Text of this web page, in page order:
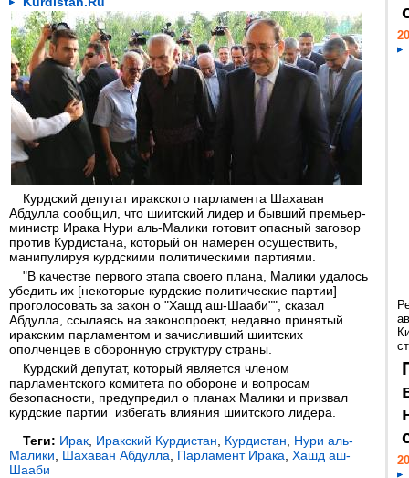
Курдский депутат иракского парламента Шахаван
Абдулла сообщил, что шиитский лидер и бывший премьер-
министр Ирака Нури аль-Малики готовит опасный заговор
против Курдистана, который он намерен осуществить,
манипулируя курдскими политическими партиями.
"В качестве первого этапа своего плана, Малики удалось
убедить их [некоторые курдские политические партии]
проголосовать за закон о "Хашд аш-Шааби"", сказал
Абдулла, ссылаясь на законопроект, недавно принятый
иракским парламентом и зачисливший шиитских
ополченцев в оборонную структуру страны.
Курдский депутат, который является членом
парламентского комитета по обороне и вопросам
безопасности, предупредил о планах Малики и призвал
курдские партии избегать влияния шиитского лидера.
Теги: Ирак Иракский Курдистан Курдистан
Нури аль-
Малики
Шахаван Абдулла Парламент Ирака Хашд аш-
Шааби